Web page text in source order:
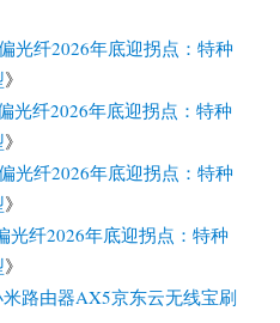
光纤2026年底迎拐点：特种
》
光纤2026年底迎拐点：特种
》
光纤2026年底迎拐点：特种
》
光纤2026年底迎拐点：特种
》
米路由器AX5京东云无线宝刷